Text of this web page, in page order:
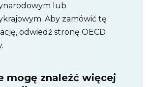
lub
Aby zamówić tę
odwiedź stronę OECD
mogę znaleźć więcej